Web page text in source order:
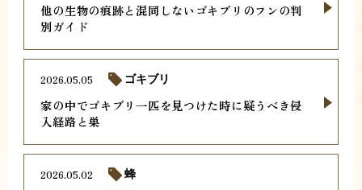
他の生物の痕跡と混同しないゴキブリのフンの判
別ガイド
家の中でゴキブリ一匹を見つけた時に疑うべき侵
入経路と巣
2026.05.05 ゴキブリ
2026.05.02 蜂